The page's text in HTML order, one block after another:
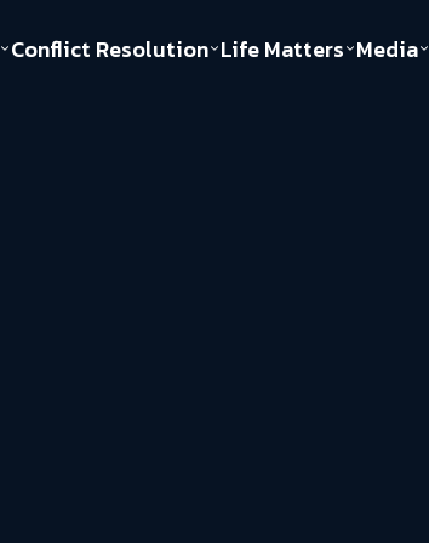
Conflict Resolution Life Matters Media